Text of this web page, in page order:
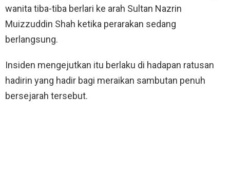
wanita tiba-tiba berlari ke arah Sultan Nazrin
Muizzuddin Shah ketika perarakan sedang
berlangsung.
Insiden mengejutkan itu berlaku di hadapan ratusan
hadirin yang hadir bagi meraikan sambutan penuh
bersejarah tersebut.